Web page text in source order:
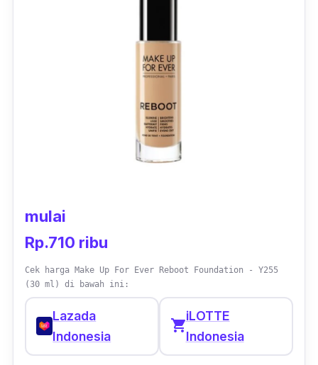
mulai
Rp.710 ribu
Cek harga Make Up For Ever Reboot Foundation - Y255
(30 ml) di bawah ini:
Lazada
Indonesia
shopping_cart
iLOTTE
Indonesia